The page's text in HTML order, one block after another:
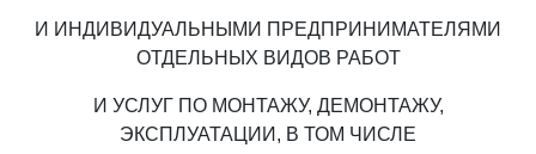
И ИНДИВИДУАЛЬНЫМИ ПРЕДПРИНИМАТЕЛЯМИ
ОТДЕЛЬНЫХ ВИДОВ РАБОТ
И УСЛУГ ПО МОНТАЖУ, ДЕМОНТАЖУ,
ЭКСПЛУАТАЦИИ, В ТОМ ЧИСЛЕ